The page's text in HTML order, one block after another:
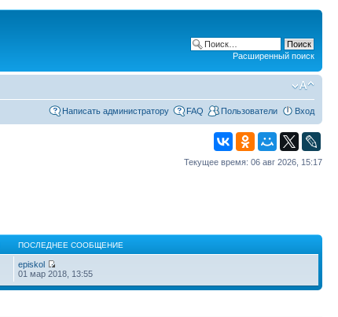
Расширенный поиск
Написать администратору FAQ Пользователи Вход
Текущее время: 06 авг 2026, 15:17
ПОСЛЕДНЕЕ СООБЩЕНИЕ
episkol
01 мар 2018, 13:55